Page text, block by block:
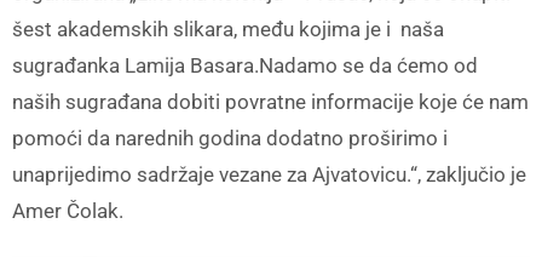
šest akademskih slikara, među kojima je i naša
sugrađanka Lamija Basara.Nadamo se da ćemo od
naših sugrađana dobiti povratne informacije koje će nam
pomoći da narednih godina dodatno proširimo i
unaprijedimo sadržaje vezane za Ajvatovicu.“, zaključio je
Amer Čolak.